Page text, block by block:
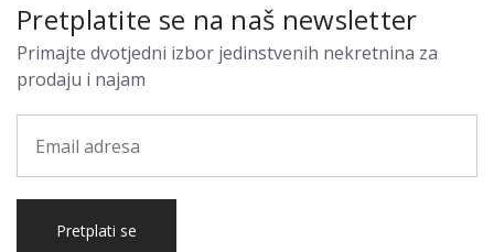
Pretplatite se na naš newsletter
Primajte dvotjedni izbor jedinstvenih nekretnina za
prodaju i najam
Pretplati se